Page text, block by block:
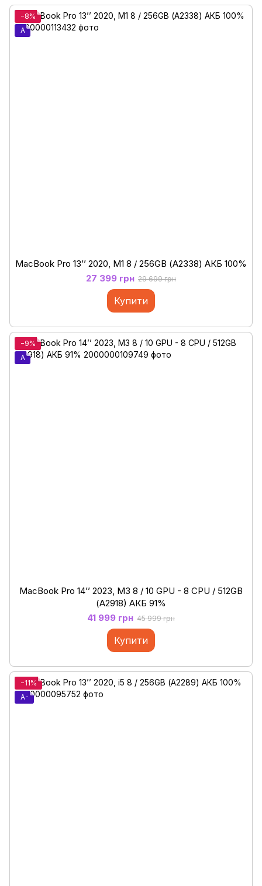
−8%
A
MacBook Pro 13’’ 2020, M1 8 / 256GB (А2338) АКБ 100%
27 399 грн 29 699 грн
Купити
−9%
A
MacBook Pro 14’’ 2023, M3 8 / 10 GPU - 8 CPU / 512GB
(А2918) АКБ 91%
41 999 грн 45 999 грн
Купити
−11%
A-